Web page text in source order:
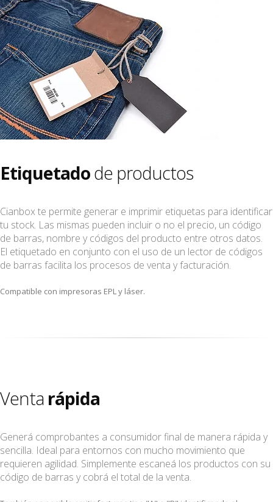
Etiquetadode productos
Cianbox te permite generar e imprimir etiquetas para identificar
tu stock. Las mismas pueden incluir o no el precio, un código
de barras, nombre y códigos del producto entre otros datos.
El etiquetado en conjunto con el uso de un lector de códigos
de barras facilita los procesos de venta y facturación.
Compatible con impresoras EPL y láser.
Venta rápida
Generá comprobantes a consumidor final de manera rápida y
sencilla. Ideal para entornos con mucho movimiento que
requieren agilidad. Simplemente escaneá los productos con su
código de barras y cobrá el total de la venta.